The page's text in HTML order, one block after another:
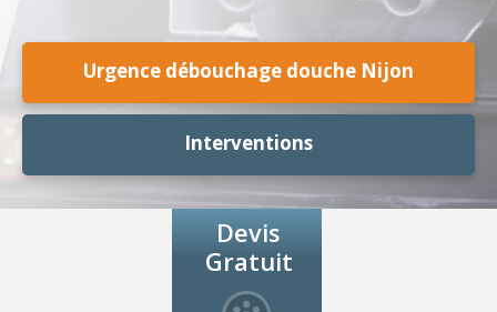
Urgence débouchage douche Nijon
Interventions
Devis
Gratuit